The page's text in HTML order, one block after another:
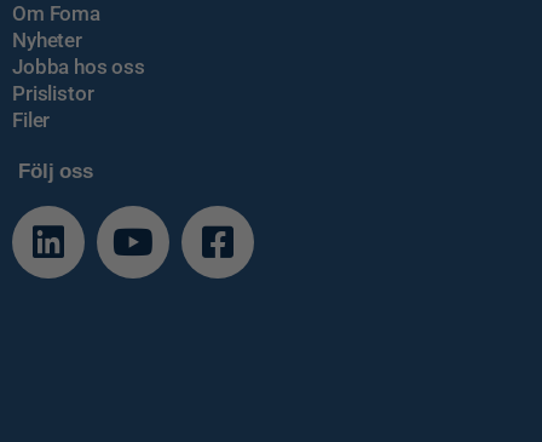
Om Foma
Nyheter
Jobba hos oss
Prislistor
Filer
Följ oss